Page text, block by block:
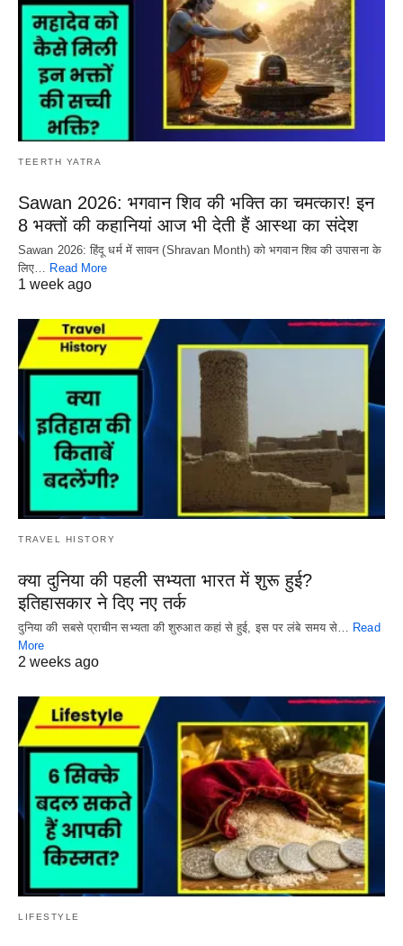
TEERTH YATRA
Sawan 2026: भगवान शिव की भक्ति का चमत्कार! इन
8 भक्तों की कहानियां आज भी देती हैं आस्था का संदेश
Sawan 2026: हिंदू धर्म में सावन (Shravan Month) को भगवान शिव की उपासना के
लिए… Read More
1 week ago
TRAVEL HISTORY
क्या दुनिया की पहली सभ्यता भारत में शुरू हुई?
इतिहासकार ने दिए नए तर्क
दुनिया की सबसे प्राचीन सभ्यता की शुरुआत कहां से हुई, इस पर लंबे समय से… Read
More
2 weeks ago
LIFESTYLE